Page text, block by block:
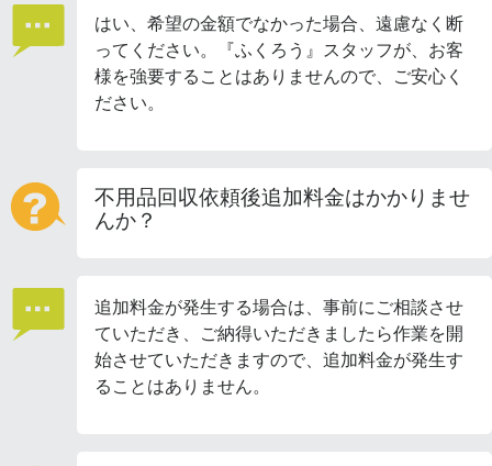
はい、希望の金額でなかった場合、遠慮なく断
ってください。『ふくろう』スタッフが、お客
様を強要することはありませんので、ご安心く
ださい。
不用品回収依頼後追加料金はかかりませ
んか？
追加料金が発生する場合は、事前にご相談させ
ていただき、ご納得いただきましたら作業を開
始させていただきますので、追加料金が発生す
ることはありません。